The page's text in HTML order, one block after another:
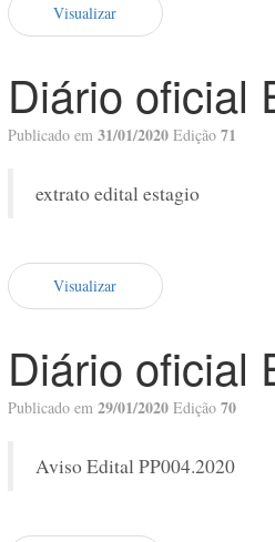
Visualizar
Diário oficial
Publicado em 31/01/2020 Edição 71
extrato edital estagio
Visualizar
Diário oficial
Publicado em 29/01/2020 Edição 70
Aviso Edital PP004.2020